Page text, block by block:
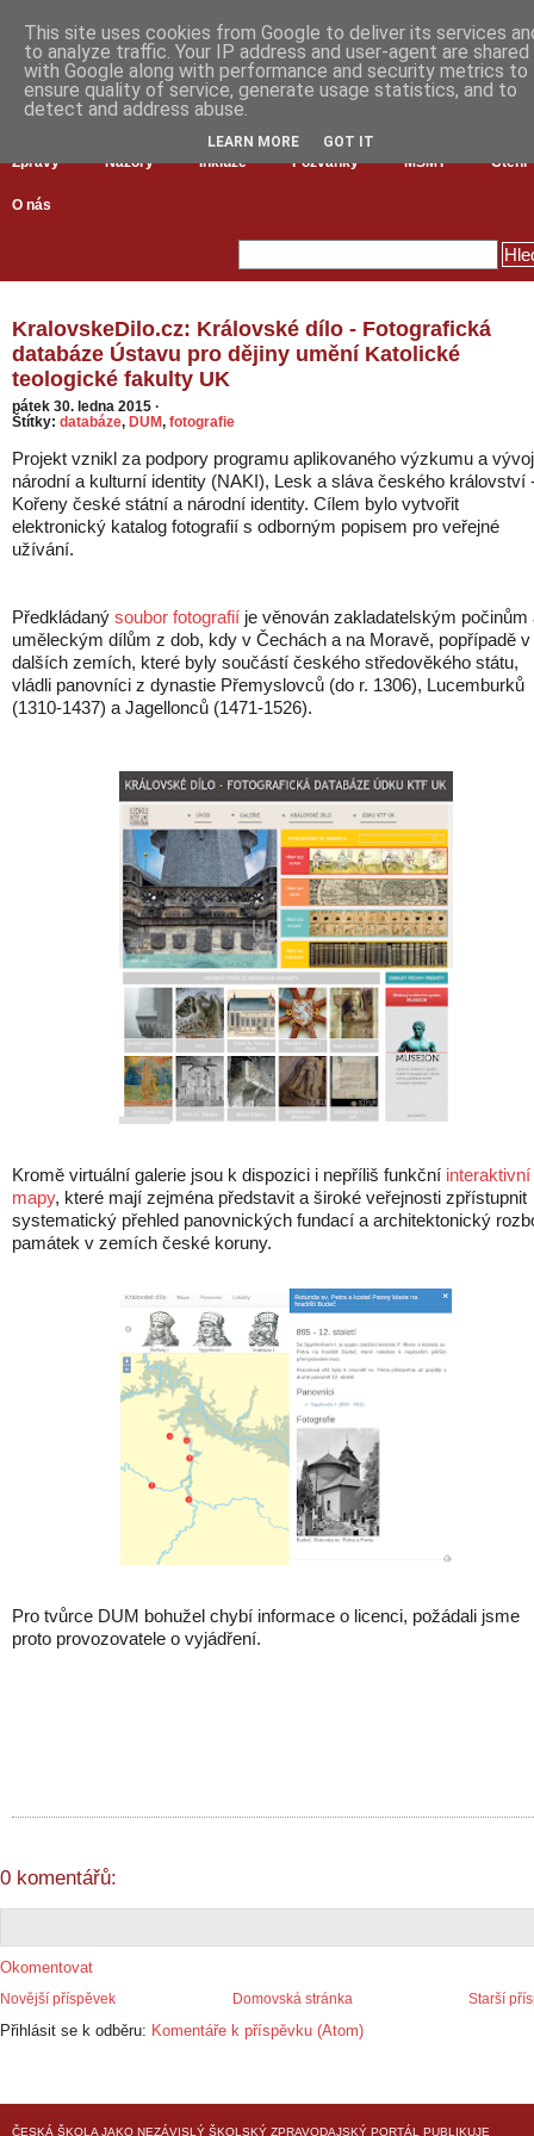
Zprávy Názory Inkluze Pozvánky MŠMT Čtení
O nás
KralovskeDilo.cz: Královské dílo - Fotografická
databáze Ústavu pro dějiny umění Katolické
teologické fakulty UK
pátek 30. ledna 2015 ·
Štítky: databáze, DUM, fotografie
Projekt vznikl za podpory programu aplikovaného výzkumu a
národní a kulturní identity (NAKI), Lesk a sláva českého království
Kořeny české státní a národní identity. Cílem bylo vytvořit
elektronický katalog fotografií s odborným popisem pro veřejné
užívání.
Předkládaný soubor fotografií je věnován zakladatelským počinům
uměleckým dílům z dob, kdy v Čechách a na Moravě, popřípadě v
dalších zemích, které byly součástí českého středověkého státu,
vládli panovníci z dynastie Přemyslovců (do r. 1306), Lucemburků
(1310-1437) a Jagellonců (1471-1526).
Kromě virtuální galerie jsou k dispozici i nepříliš funkční interaktivní
mapy, které mají zejména představit a široké veřejnosti zpřístupnit
systematický přehled panovnických fundací a architektonický
památek v zemích české koruny.
Pro tvůrce DUM bohužel chybí informace o licenci, požádali jsme
proto provozovatele o vyjádření.
0 komentářů:
Okomentovat
Novější příspěvek Starší
Domovská stránka
Přihlásit se k odběru: Komentáře k příspěvku (Atom)
ČESKÁ ŠKOLA JAKO NEZÁVISLÝ ŠKOLSKÝ ZPRAVODAJSKÝ PORTÁL PUBLIKUJE
This site uses cookies from Google to deliver its services
to analyze traffic. Your IP address and user-agent are shared
with Google along with performance and security metrics to
ensure quality of service, generate usage statistics, and to
detect and address abuse.
LEARN MORE GOT IT